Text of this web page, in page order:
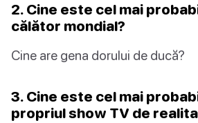
2. Cine este cel mai
călător mondial?
Cine are gena dorului de ducă?
3. Cine este cel mai
propriul show TV de